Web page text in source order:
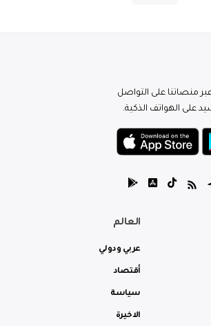
منصاتنا على التواصل
على الهواتف الذكية.
العالم
عربي ودولي
أقتصاد
سياسة
الاخيرة